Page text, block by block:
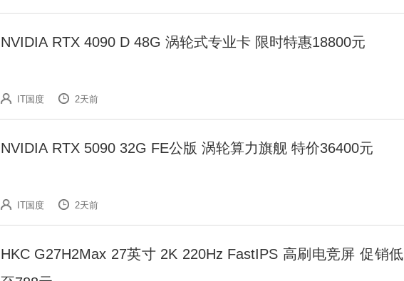
NVIDIA RTX 4090 D 48G 涡轮式专业卡 限时特惠18800元
IT国度 2天前
NVIDIA RTX 5090 32G FE公版 涡轮算力旗舰 特价36400元
IT国度 2天前
HKC G27H2Max 27英寸 2K 220Hz FastIPS 高刷电竞屏 促销低